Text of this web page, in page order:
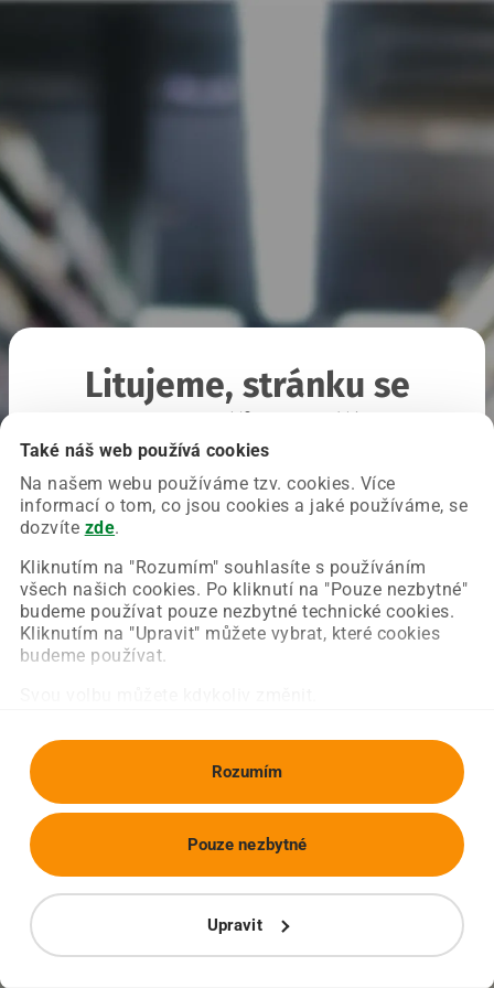
Také náš web používá cookies
Na našem webu používáme tzv. cookies. Více
informací o tom, co jsou cookies a jaké používáme, se
dozvíte zde.
Kliknutím na "Rozumím" souhlasíte s používáním
všech našich cookies. Po kliknutí na "Pouze nezbytné"
budeme používat pouze nezbytné technické cookies.
Kliknutím na "Upravit" můžete vybrat, které cookies
budeme používat.
Rozumím
Upravit
Pouze nezbytné
Litujeme, stránku se
Chyba nastala na naší straně a už ji opravujeme.
Zkuste prosím znovu načíst požadovanou stránku.
Obnovit stránku Úvodní strana